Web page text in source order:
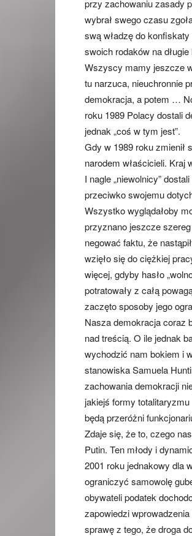
przy zachowaniu zasady
wybrał swego czasu
swą władzę do
swoich rodaków na
Wszyscy mamy jeszcze
tu narzuca, nieuchronnie
demokracja, a potem …
roku 1989 Polacy dostali
jednak „coś w tym jest”.
Gdy w 1989 roku zmienił
narodem właścicieli. Kraj
I nagle „niewolnicy”
przeciwko swojemu
Wszystko wyglądałoby
przyznano jeszcze
negować faktu, że
wzięło się do ciężkiej
więcej, gdyby hasło
potratowały z całą
zaczęto sposoby jego
Nasza demokracja coraz
nad treścią. O ile jednak
wychodzić nam bokiem i
stanowiska Samuela
zachowania demokracji
jakiejś formy
będą przeróżni
Zdaje się, że to, czego
Putin. Ten młody i
2001 roku jednakowy dla
ograniczyć samowolę
obywateli podatek
zapowiedzi
sprawę z tego, że droga